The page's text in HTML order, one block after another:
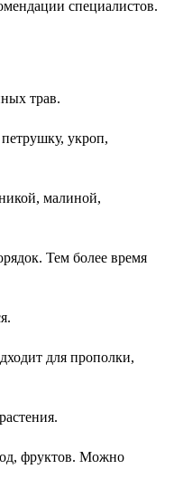
специалистов.
трав.
укроп,
малиной,
Тем более время
для прополки,
фруктов. Можно